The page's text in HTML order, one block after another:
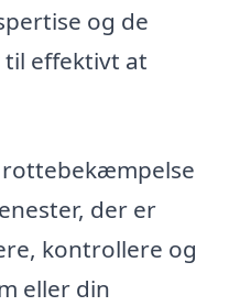
og de
effektivt at
rottebekæmpelse
der er
kontrollere og
eller din